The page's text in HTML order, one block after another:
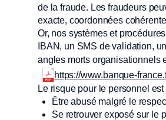
de la fraude. Les fraudeurs
exacte, coordonnées
Or, nos systèmes et
IBAN, un SMS de validation,
angles morts organisationnels
https://www.banque-
Le risque pour le personnel est
Être abusé malgré le
Se retrouver exposé sur le